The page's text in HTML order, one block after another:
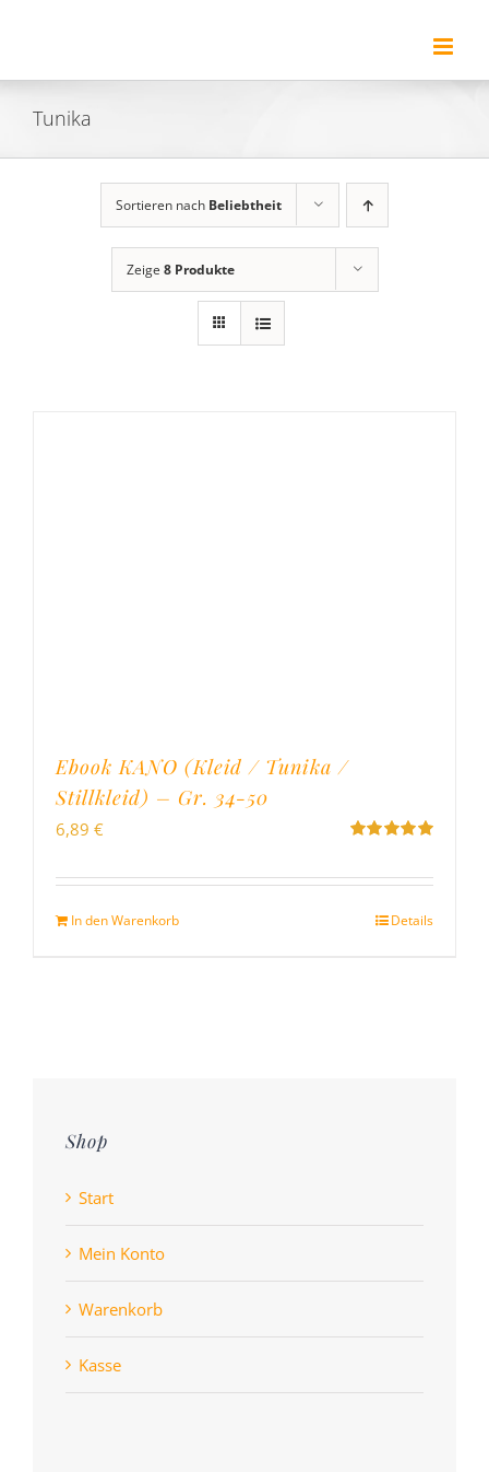
springen
Tunika
Sortieren nach Beliebtheit
Zeige 8 Produkte
Ebook KANO (Kleid / Tunika /
Stillkleid) – Gr. 34-50
5
6,89 €
In den Warenkorb Details
Shop
Start
Mein Konto
Warenkorb
Kasse